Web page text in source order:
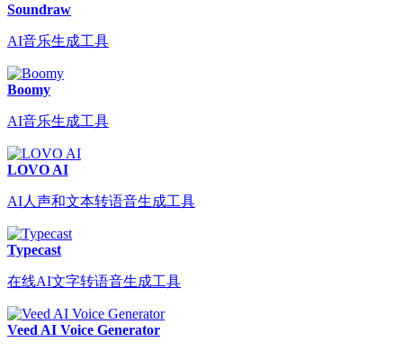
Soundraw
AI音乐生成工具
Boomy
AI音乐生成工具
LOVO AI
AI人声和文本转语音生成工具
Typecast
在线AI文字转语音生成工具
Veed AI Voice Generator